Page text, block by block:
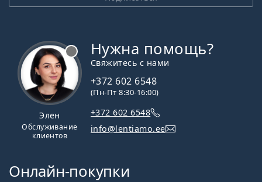
Элен
Обслуживание
клиентов
Нужна помощь?
Свяжитесь с нами
+372 602 6548
(Пн-Пт 8:30-16:00)
+372 602 6548
info@lentiamo.ee
Онлайн-покупки